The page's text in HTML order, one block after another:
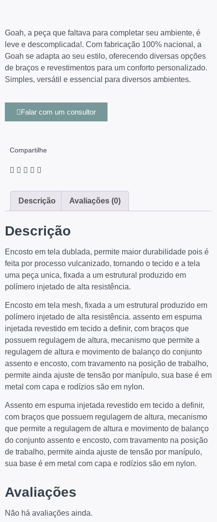
Goah, a peça que faltava para completar seu ambiente, é
leve e descomplicada!. Com fabricação 100% nacional, a
Goah se adapta ao seu estilo, oferecendo diversas opções
de braços e revestimentos para um conforto personalizado.
Simples, versátil e essencial para diversos ambientes.
Falar com um consultor
Compartilhe
Descrição Avaliações (0)
Descrição
Encosto em tela dublada, permite maior durabilidade pois é
feita por processo vulcanizado, tornando o tecido e a tela
uma peça unica, fixada a um estrutural produzido em
polímero injetado de alta resistência.
Encosto em tela mesh, fixada a um estrutural produzido em
polímero injetado de alta resistência. assento em espuma
injetada revestido em tecido a definir, com braços que
possuem regulagem de altura, mecanismo que permite a
regulagem de altura e movimento de balanço do conjunto
assento e encosto, com travamento na posição de trabalho,
permite ainda ajuste de tensão por manípulo, sua base é em
metal com capa e rodízios são em nylon.
Assento em espuma injetada revestido em tecido a definir,
com braços que possuem regulagem de altura, mecanismo
que permite a regulagem de altura e movimento de balanço
do conjunto assento e encosto, com travamento na posição
de trabalho, permite ainda ajuste de tensão por manípulo,
sua base é em metal com capa e rodízios são em nylon.
Avaliações
Não há avaliações ainda.